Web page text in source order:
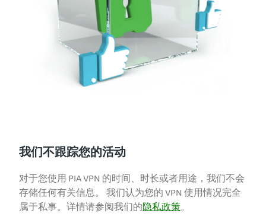
我们不跟踪您的活动
对于您使用 PIA VPN 的时间、时长或者用途，我们不会
存储任何有关信息。 我们认为您的 VPN 使用情况完全
属于私事。详情请参阅我们的隐私政策。